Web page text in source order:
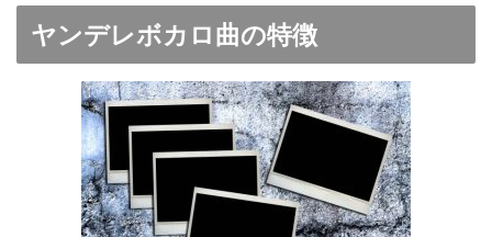
ヤンデレボカロ曲の特徴